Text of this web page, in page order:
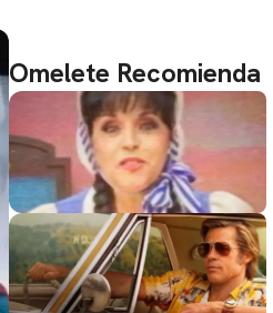
Omelete Recomienda